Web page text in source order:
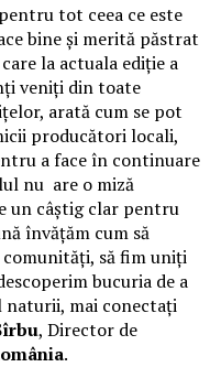
tot ceea ce este
bine și merită păstrat
la actuala ediție a
veniți din toate
arată cum se pot
producători locali,
a face în continuare
nu are o miză
un câștig clar pentru
învățăm cum să
să fim uniți
bucuria de a
mai conectați
, Director de
.